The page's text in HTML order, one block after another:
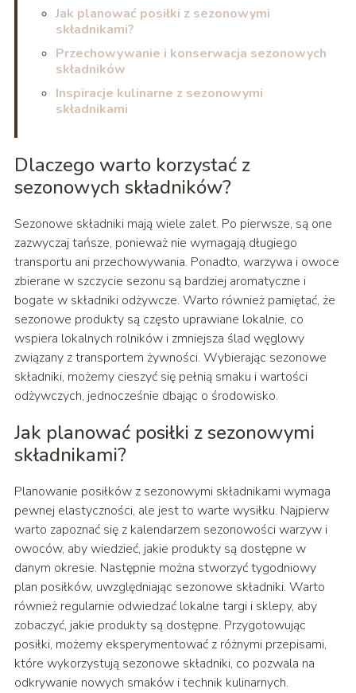
Jak planować posiłki z sezonowymi
składnikami?
Przechowywanie i konserwacja sezonowych
składników
Inspiracje kulinarne z sezonowymi
składnikami
Dlaczego warto korzystać z
sezonowych składników?
Sezonowe składniki mają wiele zalet. Po pierwsze, są one
zazwyczaj tańsze, ponieważ nie wymagają długiego
transportu ani przechowywania. Ponadto, warzywa i owoce
zbierane w szczycie sezonu są bardziej aromatyczne i
bogate w składniki odżywcze. Warto również pamiętać, że
sezonowe produkty są często uprawiane lokalnie, co
wspiera lokalnych rolników i zmniejsza ślad węglowy
związany z transportem żywności. Wybierając sezonowe
składniki, możemy cieszyć się pełnią smaku i wartości
odżywczych, jednocześnie dbając o środowisko.
Jak planować posiłki z sezonowymi
składnikami?
Planowanie posiłków z sezonowymi składnikami wymaga
pewnej elastyczności, ale jest to warte wysiłku. Najpierw
warto zapoznać się z kalendarzem sezonowości warzyw i
owoców, aby wiedzieć, jakie produkty są dostępne w
danym okresie. Następnie można stworzyć tygodniowy
plan posiłków, uwzględniając sezonowe składniki. Warto
również regularnie odwiedzać lokalne targi i sklepy, aby
zobaczyć, jakie produkty są dostępne. Przygotowując
posiłki, możemy eksperymentować z różnymi przepisami,
które wykorzystują sezonowe składniki, co pozwala na
odkrywanie nowych smaków i technik kulinarnych.